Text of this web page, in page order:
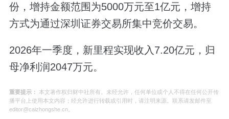
份，增持金额范围为5000万元至1亿元，增持
方式为通过深圳证券交易所集中竞价交易。
2026年一季度，新里程实现收入7.20亿元，归
母净利润2047万元。
重要提示： 本文著作权归财中社所有。未经允许，任何单位或个人不得在任何公开传
播平台上使用本文内容；经允许进行转载或引用时，请注明来源。联系请发邮件至
editor@caizhongshe.cn。